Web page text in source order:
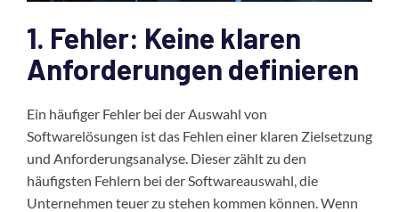
1. Fehler: Keine klaren
Anforderungen definieren
Ein häufiger Fehler bei der Auswahl von
Softwarelösungen ist das Fehlen einer klaren Zielsetzung
und Anforderungsanalyse. Dieser zählt zu den
häufigsten Fehlern bei der Softwareauswahl, die
Unternehmen teuer zu stehen kommen können. Wenn